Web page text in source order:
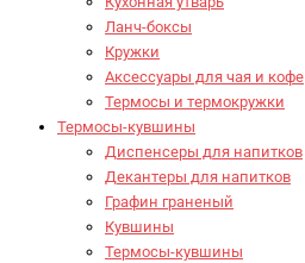
Ланч-боксы
Кружки
Аксессуары для чая и кофе
Термосы и термокружки
Термосы-кувшины
Диспенсеры для напитков
Декантеры для напитков
Графин граненый
Кувшины
Термосы-кувшины